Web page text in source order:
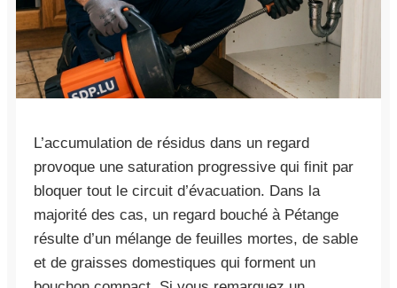
L’accumulation de résidus dans un regard
provoque une saturation progressive qui finit par
bloquer tout le circuit d’évacuation. Dans la
majorité des cas, un regard bouché à Pétange
résulte d’un mélange de feuilles mortes, de sable
et de graisses domestiques qui forment un